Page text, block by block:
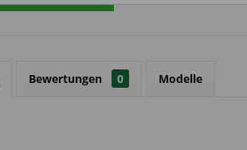
Bewertungen 0 Modelle